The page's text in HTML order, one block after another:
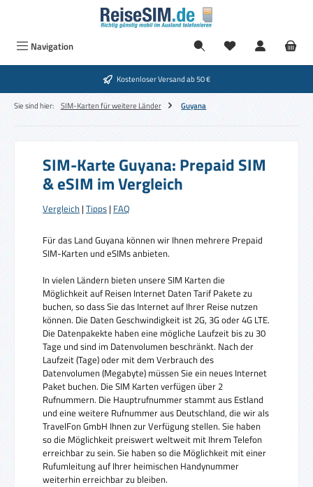
Zum Hauptinhalt springen
Navigation
Kostenloser Versand ab 50 €
Sie sind hier: SIM-Karten für weitere Länder Guyana
SIM-Karte Guyana: Prepaid SIM
& eSIM im Vergleich
Vergleich | Tipps | FAQ
Für das Land Guyana können wir Ihnen mehrere Prepaid
SIM-Karten und eSIMs anbieten.
In vielen Ländern bieten unsere SIM Karten die
Möglichkeit auf Reisen Internet Daten Tarif Pakete zu
buchen, so dass Sie das Internet auf Ihrer Reise nutzen
können. Die Daten Geschwindigkeit ist 2G, 3G oder 4G LTE.
Die Datenpakekte haben eine mögliche Laufzeit bis zu 30
Tage und sind im Datenvolumen beschränkt. Nach der
Laufzeit (Tage) oder mit dem Verbrauch des
Datenvolumen (Megabyte) müssen Sie ein neues Internet
Paket buchen. Die SIM Karten verfügen über 2
Rufnummern. Die Hauptrufnummer stammt aus Estland
und eine weitere Rufnummer aus Deutschland, die wir als
TravelFon GmbH Ihnen zur Verfügung stellen. Sie haben
so die Möglichkeit preiswert weltweit mit Ihrem Telefon
erreichbar zu sein. Sie haben so die Möglichkeit mit einer
Rufumleitung auf Ihrer heimischen Handynummer
weiterhin erreichbar zu bleiben.